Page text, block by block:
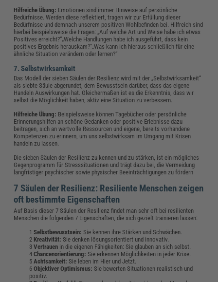
Hilfreiche Übung: Emotionen sind immer Hinweise auf persönliche
Bedürfnisse. Werden diese reflektiert, tragen wir zur Erfüllung dieser
Bedürfnisse und demnach unserem positiven Wohlbefinden bei. Hilfreich sind
hierbei beispielsweise die Fragen: „Auf welche Art und Weise habe ich etwas
Positives erreicht?“„Welche Handlungen habe ich ausgeführt, dass kein
positives Ergebnis herauskam?“„Was kann ich hieraus schließlich für eine
ähnliche Situation verändern oder lernen?“
7. Selbstwirksamkeit
Das Modell der sieben Säulen der Resilienz wird mit der „Selbstwirksamkeit“
als siebte Säule abgerundet, dem Bewusstsein darüber, dass das eigene
Handeln Auswirkungen hat. Gleichermaßen ist es die Erkenntnis, dass wir
selbst die Möglichkeit haben, aktiv eine Situation zu verbessern.
Hilfreiche Übung: Beispielsweise können Tagebücher oder persönliche
Erinnerungshilfen an schöne Gedanken oder positive Erlebnisse dazu
beitragen, sich an wertvolle Ressourcen und eigene, bereits vorhandene
Kompetenzen zu erinnern, um uns selbstwirksam im Umgang mit Krisen
handeln zu lassen.
Die sieben Säulen der Resilienz zu kennen und zu stärken, ist ein mögliches
Gegenprogramm für Stresssituationen und trägt dazu bei, die Vermeidung
langfristiger psychischer sowie physischer Beeinträchtigungen zu fördern
7 Säulen der Resilienz: Resiliente Menschen zeigen
oft bestimmte Eigenschaften
Auf Basis dieser 7 Säulen der Resilienz findet man sehr oft bei resilienten
Menschen die folgenden 7 Eigenschaften, die sich gezielt trainieren lassen:
Selbstbewusstsein: Sie kennen ihre Stärken und Schwächen.
Kreativität: Sie denken lösungsorientiert und innovativ.
Vertrauen in die eigenen Fähigkeiten: Sie glauben an sich selbst.
Chancenorientierung: Sie erkennen Möglichkeiten in jeder Krise.
Achtsamkeit: Sie leben im Hier und Jetzt.
Objektiver Optimismus: Sie bewerten Situationen realistisch und
positiv.